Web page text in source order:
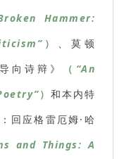
Hammer:
） 、莫顿
向诗辩》 （ “An
）和本内特
回应格雷厄姆·哈
and Things: A